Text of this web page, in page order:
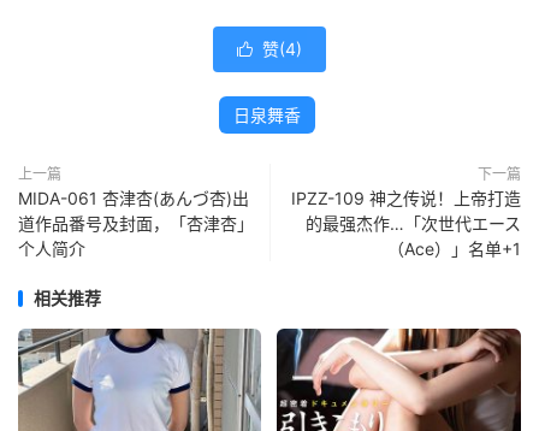
 赞(4)
日泉舞香
上一篇
MIDA-061 杏津杏(あんづ杏)出
道作品番号及封面，「杏津杏」
个人简介
下一篇
IPZZ-109 神之传说！上帝打造
的最强杰作…「次世代エース
（Ace）」名单+1
相关推荐